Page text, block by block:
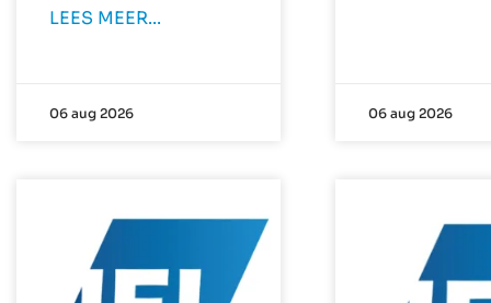
LEES MEER...
06 aug 2026 06 aug 2026